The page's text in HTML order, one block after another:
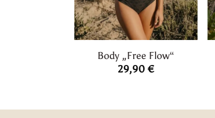
Body „Free Flow“
29,90€